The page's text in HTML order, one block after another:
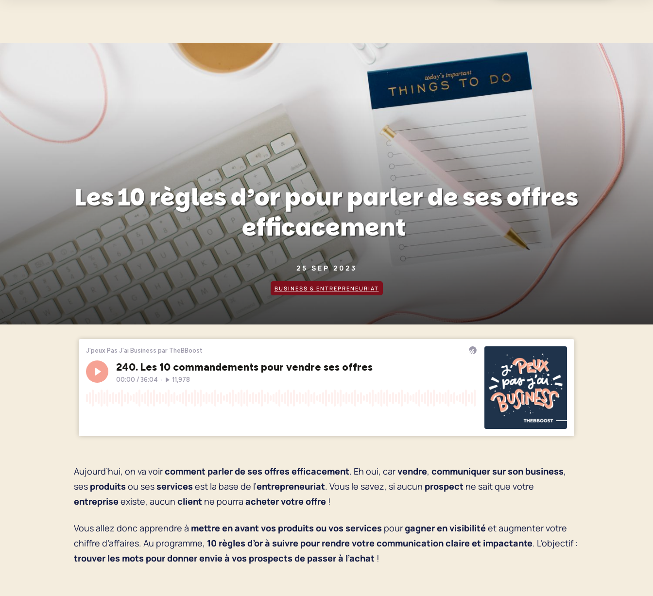
Les 10 règles d’or pour parler de ses offres
efficacement
25 SEP 2023
BUSINESS & ENTREPRENEURIAT
Aujourd’hui, on va voircomment parler de ses offres efficacement. Eh oui, carvendre, communiquer sur son business,
ses produits ou sesservices est la base de l’entrepreneuriat. Vous le savez, si aucun prospect ne sait que votre
entrepriseexiste, aucun client ne pourra acheter votre offre !
Vous allez donc apprendre à mettre en avant vos produits ou vos services pourgagner en visibilitéet augmenter votre
chiffre d’affaires. Au programme, 10 règles d’or à suivre pour rendre votre communication claire et impactante. L’objectif :
trouver les mots pourdonner envie à vos prospects de passer à l’achat !